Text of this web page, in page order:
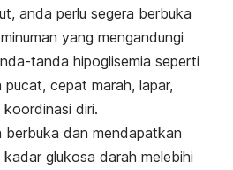
anda perlu segera berbuka
yang mengandungi
tanda hipoglisemia seperti
cepat marah, lapar,
diri.
berbuka dan mendapatkan
glukosa darah melebihi